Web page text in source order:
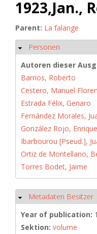
1923,Jan.,
Parent: La falange
Hide
Personen
Autoren dieser
Barrios, Roberto
Cestero, Manuel
Estrada Félix, Genaro
Fernández Morales,
González Rojo, Enrique
Ibarbourou [Pseud.],
Ortiz de Montellano,
Torres Bodet, Jaime
Hide
Metadaten Besitzer
Year of publication:
Sektion: volume